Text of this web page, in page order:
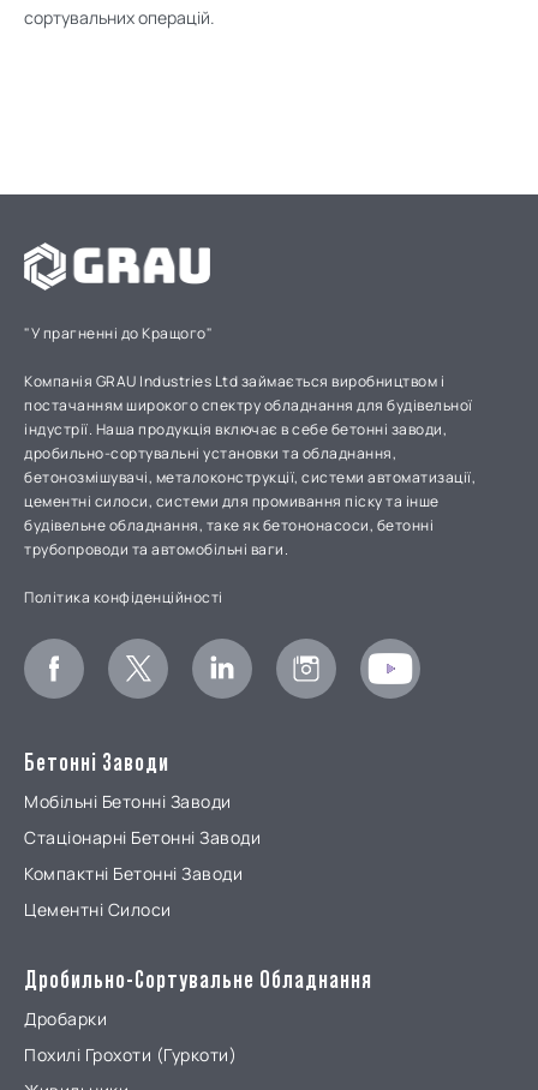
сортувальних операцій.
"У прагненні до Кращого"
Компанія GRAU Industries Ltd займається виробництвом і
постачанням широкого спектру обладнання для будівельної
індустрії. Наша продукція включає в себе бетонні заводи,
дробильно-сортувальні установки та обладнання,
бетонозмішувачі, металоконструкції, системи автоматизації,
цементні силоси, системи для промивання піску та інше
будівельне обладнання, таке як бетононасоси, бетонні
трубопроводи та автомобільні ваги.
Політика конфіденційності
Бетонні Заводи
Мобільні Бетонні Заводи
Стаціонарні Бетонні Заводи
Компактні Бетонні Заводи
Цементні Силоси
Дробильно-Сортувальне Обладнання
Дробарки
Похилі Грохоти (Гуркоти)